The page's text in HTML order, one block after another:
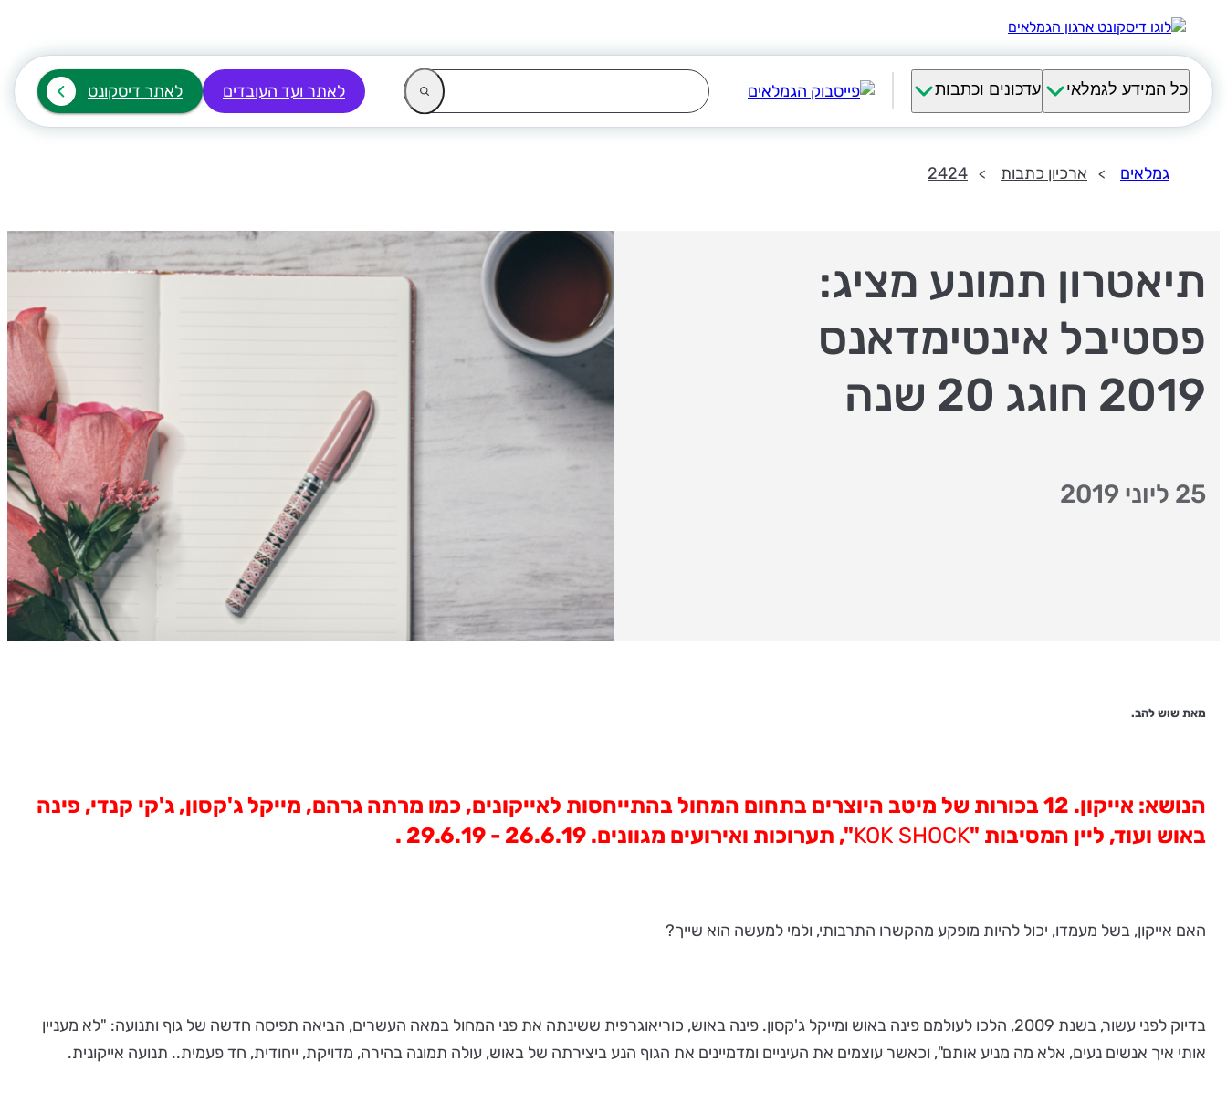
כל המידע לגמלאי עדכונים וכתבות לאתר ועד העובדים לאתר דיסקונט
גמלאים ארכיון כתבות 2424
תיאטרון תמונע מציג:
פסטיבל אינטימדאנס
2019 חוגג 20 שנה
25 ליוני 2019
מאת שוש להב.
הנושא: אייקון.
12 בכורות של מיטב היוצרים בתחום המחול בהתייחסות לאייקונים, כמו מרתה גרהם, מייקל ג'קסון, ג'קי קנדי, פינה
באוש ועוד, ליין המסיבות "KOK SHOCK", תערוכות ואירועים מגוונים. 26.6.19 - 29.6.19 .
האם אייקון, בשל מעמדו, יכול להיות מופקע מהקשרו התרבותי, ולמי למעשה הוא שייך?
בדיוק לפני עשור, בשנת 2009, הלכו לעולמם פינה באוש ומייקל ג'קסון. פינה באוש, כוריאוגרפית ששינתה את פני המחול במאה העשרים, הביאה תפיסה חדשה של גוף ותנועה: "לא מעניין
אותי איך אנשים נעים, אלא מה מניע אותם", וכאשר עוצמים את העיניים ומדמיינים את הגוף הנע ביצירתה של באוש, עולה תמונה בהירה, מדויקת, ייחודית, חד פעמית.. תנועה אייקונית.